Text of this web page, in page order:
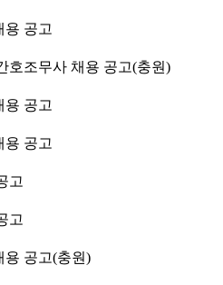
용 공고
호조무사 채용 공고(충원)
용 공고
용 공고
고
고
용 공고(충원)